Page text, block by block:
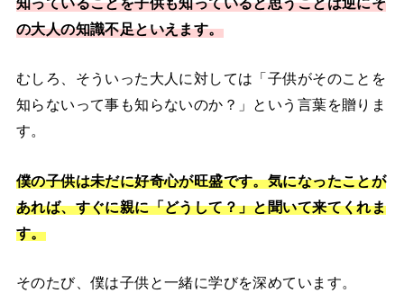
の大人の知識不足といえます。
むしろ、そういった大人に対しては「子供がそのことを
知らないって事も知らないのか？」という言葉を贈りま
す。
僕の子供は未だに好奇心が旺盛です。気になったことが
あれば、すぐに親に「どうして？」と聞いて来てくれま
す。
そのたび、僕は子供と一緒に学びを深めています。